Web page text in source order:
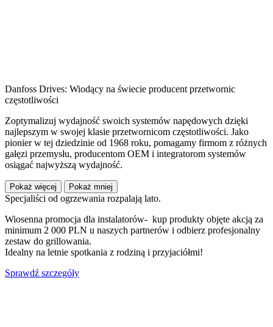
Danfoss Drives: Wiodący na świecie producent przetwornic
częstotliwości
Zoptymalizuj wydajność swoich systemów napędowych dzięki
najlepszym w swojej klasie przetwornicom częstotliwości. Jako
pionier w tej dziedzinie od 1968 roku, pomagamy firmom z różnych
gałęzi przemysłu, producentom OEM i integratorom systemów
osiągać najwyższą wydajność.
Pokaż więcej Pokaż mniej
Specjaliści od ogrzewania rozpalają lato.
Wiosenna promocja dla instalatorów- kup produkty objęte akcją za
minimum 2 000 PLN u naszych partnerów i odbierz profesjonalny
zestaw do grillowania.
Idealny na letnie spotkania z rodziną i przyjaciółmi!
Sprawdź szczegóły